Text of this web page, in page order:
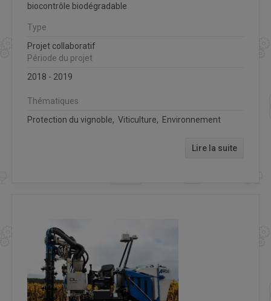
biocontrôle biodégradable
Type
Projet collaboratif
Période du projet
2018 - 2019
Thématiques
Protection du vignoble, Viticulture, Environnement
Lire la suite